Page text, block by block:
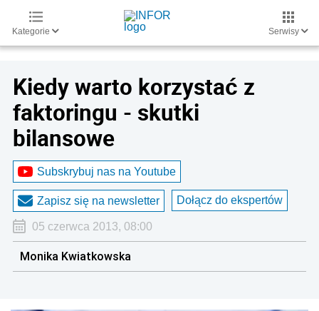
Kategorie Serwisy
Kiedy warto korzystać z
faktoringu - skutki
bilansowe
Subskrybuj nas na Youtube
Zapisz się na newsletter Dołącz do ekspertów
05 czerwca 2013, 08:00
Monika Kwiatkowska